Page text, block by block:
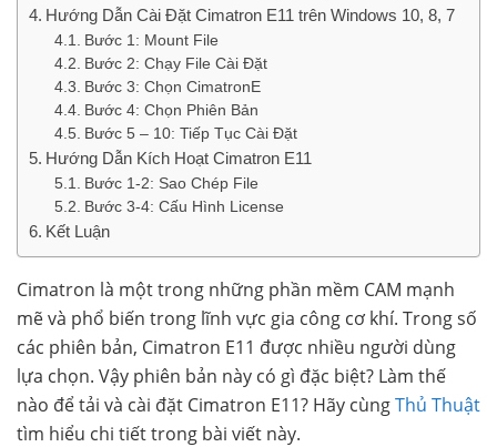
Hướng Dẫn Cài Đặt Cimatron E11 trên Windows 10, 8, 7
Bước 1: Mount File
Bước 2: Chạy File Cài Đặt
Bước 3: Chọn CimatronE
Bước 4: Chọn Phiên Bản
Bước 5 – 10: Tiếp Tục Cài Đặt
Hướng Dẫn Kích Hoạt Cimatron E11
Bước 1-2: Sao Chép File
Bước 3-4: Cấu Hình License
Kết Luận
Cimatron là một trong những phần mềm CAM mạnh
mẽ và phổ biến trong lĩnh vực gia công cơ khí. Trong số
các phiên bản, Cimatron E11 được nhiều người dùng
lựa chọn. Vậy phiên bản này có gì đặc biệt? Làm thế
nào để tải và cài đặt Cimatron E11? Hãy cùngThủ Thuật
tìm hiểu chi tiết trong bài viết này.